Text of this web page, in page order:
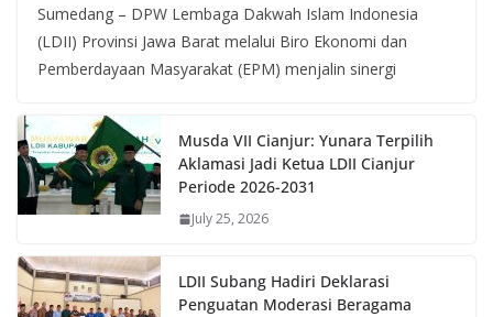
Sumedang – DPW Lembaga Dakwah Islam Indonesia
(LDII) Provinsi Jawa Barat melalui Biro Ekonomi dan
Pemberdayaan Masyarakat (EPM) menjalin sinergi
Musda VII Cianjur: Yunara Terpilih
Aklamasi Jadi Ketua LDII Cianjur
Periode 2026-2031
July 25, 2026
LDII Subang Hadiri Deklarasi
Penguatan Moderasi Beragama